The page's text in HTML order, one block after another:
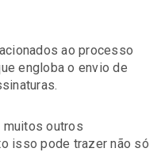
ao processo
engloba o envio de
muitos outros
isso pode trazer não só